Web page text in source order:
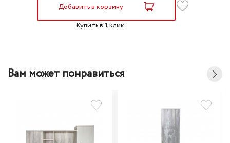
Добавить в корзину
Купить в 1 клик
Вам может понравиться